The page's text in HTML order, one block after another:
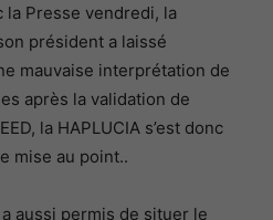
la Presse vendredi, la
président a laissé
mauvaise interprétation de
après la validation de
la HAPLUCIA s’est donc
mise au point..
aussi permis de situer le